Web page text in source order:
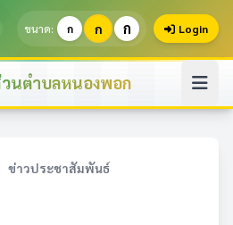
ขนาด: ก ก ก Login
วนตำบลหนองพอก
ข่าวประชาสัมพันธ์